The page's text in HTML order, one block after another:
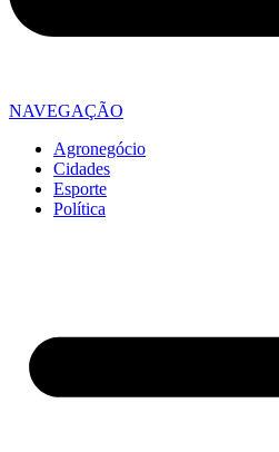
NAVEGAÇÃO
Agronegócio
Cidades
Esporte
Política